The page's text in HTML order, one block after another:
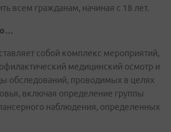
всем гражданам, начиная с 18 лет.
собой комплекс мероприятий,
медицинский осмотр и
обследований, проводимых в целях
включая определение группы
наблюдения, определенных